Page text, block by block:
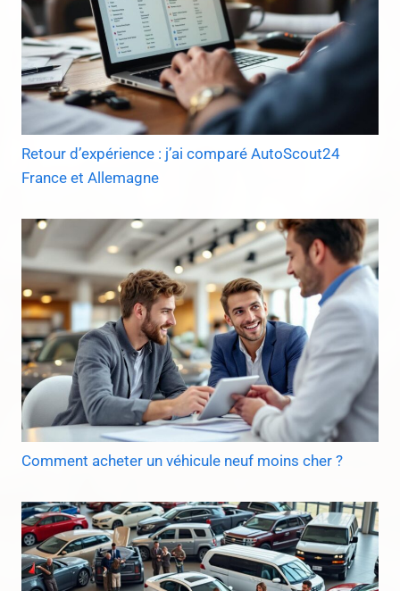
Retour d’expérience : j’ai comparé AutoScout24
France et Allemagne
Comment acheter un véhicule neuf moins cher ?